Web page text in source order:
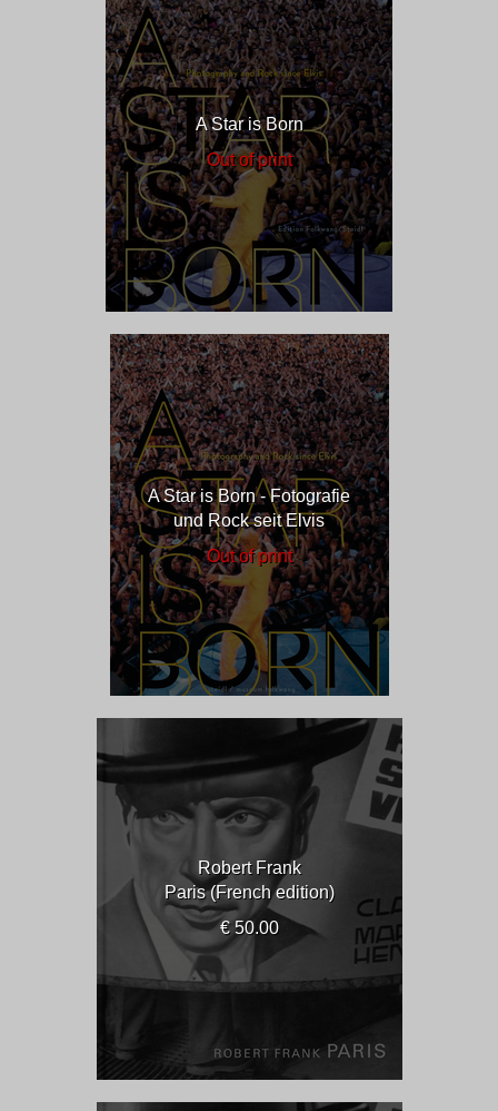
A Star is Born
Out of print
A Star is Born - Fotografie
und Rock seit Elvis
Out of print
Robert Frank
Paris (French edition)
€ 50.00